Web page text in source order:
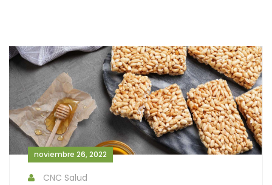
noviembre 26, 2022
CNC Salud